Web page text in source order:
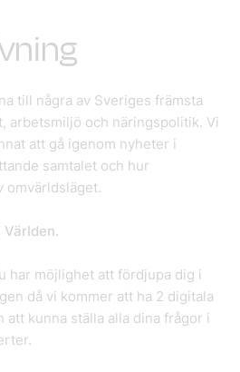
till några av Sveriges främsta
arbetsmiljö och näringspolitik. Vi
att gå igenom nyheter i
samtalet och hur
omvärldsläget.
har möjlighet att fördjupa dig i
då vi kommer att ha 2 digitala
att kunna ställa alla dina frågor i